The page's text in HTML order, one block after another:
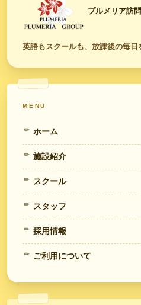
プルメリア訪
英語もスクールも、放課後の毎日
MENU
ホーム
施設紹介
スクール
スタッフ
採用情報
ご利用について